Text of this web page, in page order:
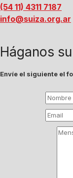
(54 11) 4311 7187
info@suiza.org.ar
Háganos
Envíe el siguiente el